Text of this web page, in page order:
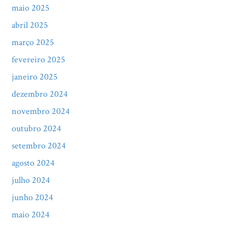
maio 2025
abril 2025
março 2025
fevereiro 2025
janeiro 2025
dezembro 2024
novembro 2024
outubro 2024
setembro 2024
agosto 2024
julho 2024
junho 2024
maio 2024